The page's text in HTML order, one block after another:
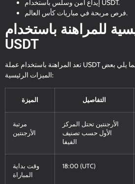
إيداع آمن وسلس باستخدام USDT.
فرص مربحة في مباريات كأس العالم.
للمراهنة باستخدام
USDT
تعد المراهنة باستخدام عملة USDT خيارًا شهيرًا وفريدًا. فيما يلي بعض
الميزات الرئيسية:
الميزة التفاصيل
مرتبة
الأرجنتين
الأرجنتين تحتل المركز
الأول حسب تصنيف
الفيفا
وقت بداية
المباراة
18:00 (UTC)